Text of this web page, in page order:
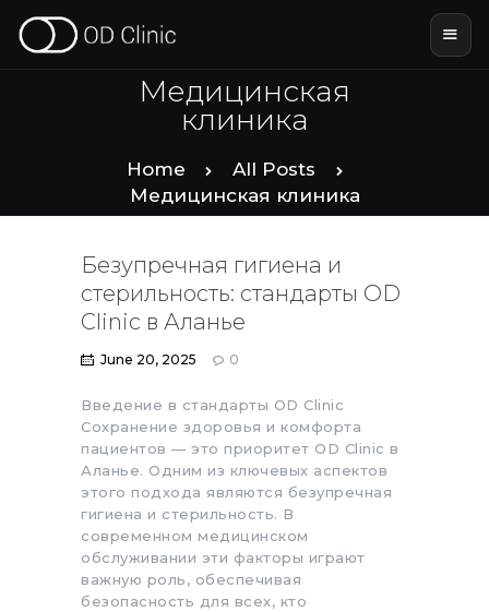
Медицинская
клиника
Home
All Posts
Медицинская клиника
ABOUT US
SERVICES
DENTAL & TOURISM
Безупречная гигиена и
стерильность: стандарты OD
Clinic в Аланье
June 20, 2025 0
Введение в стандарты OD Clinic
Сохранение здоровья и комфорта
пациентов — это приоритет OD Clinic в
Аланье. Одним из ключевых аспектов
этого подхода являются безупречная
гигиена и стерильность. В
современном медицинском
обслуживании эти факторы играют
важную роль, обеспечивая
безопасность для всех, кто